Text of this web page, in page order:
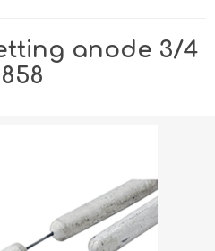
anode 3/4